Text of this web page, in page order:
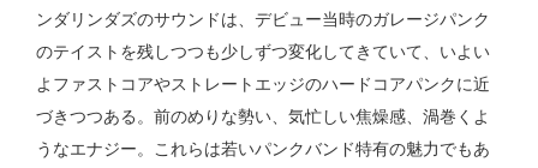
ンダリンダズのサウンドは、デビュー当時のガレージパンク
のテイストを残しつつも少しずつ変化してきていて、いよい
よファストコアやストレートエッジのハードコアパンクに近
づきつつある。前のめりな勢い、気忙しい焦燥感、渦巻くよ
うなエナジー。これらは若いパンクバンド特有の魅力でもあ